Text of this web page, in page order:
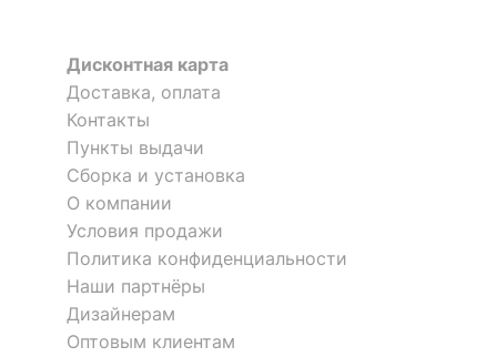
Тип поверхности
корпуса
КОМПЛЕКТАЦИЯ
Компоненты,
входящие в
комплект
ОСОБЕННОСТИ ПРИМЕНЕНИЯ
Стул Бюрократ CH-993-low-v
1 отзыв
19 090 р.
Дисконтная карта
Доставка, оплата
Контакты
Пункты выдачи
Сборка и установка
О компании
Условия продажи
Политика конфиденциальности
Наши партнёры
Дизайнерам
Оптовым клиентам